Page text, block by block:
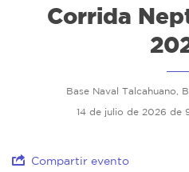
Corrida
Base Naval Talcahuano,
14 de julio de 2026 de
Compartir evento